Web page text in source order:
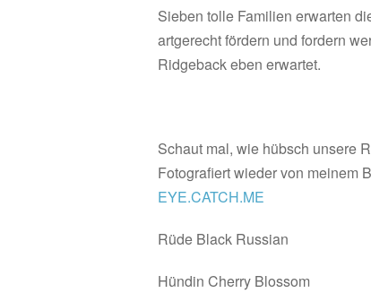
Sieben tolle Familien erwarten
artgerecht fördern und fordern
Ridgeback eben erwartet.
Schaut mal, wie hübsch unsere
Fotografiert wieder von meinem
EYE.CATCH.ME
Rüde Black Russian
Hündin Cherry Blossom